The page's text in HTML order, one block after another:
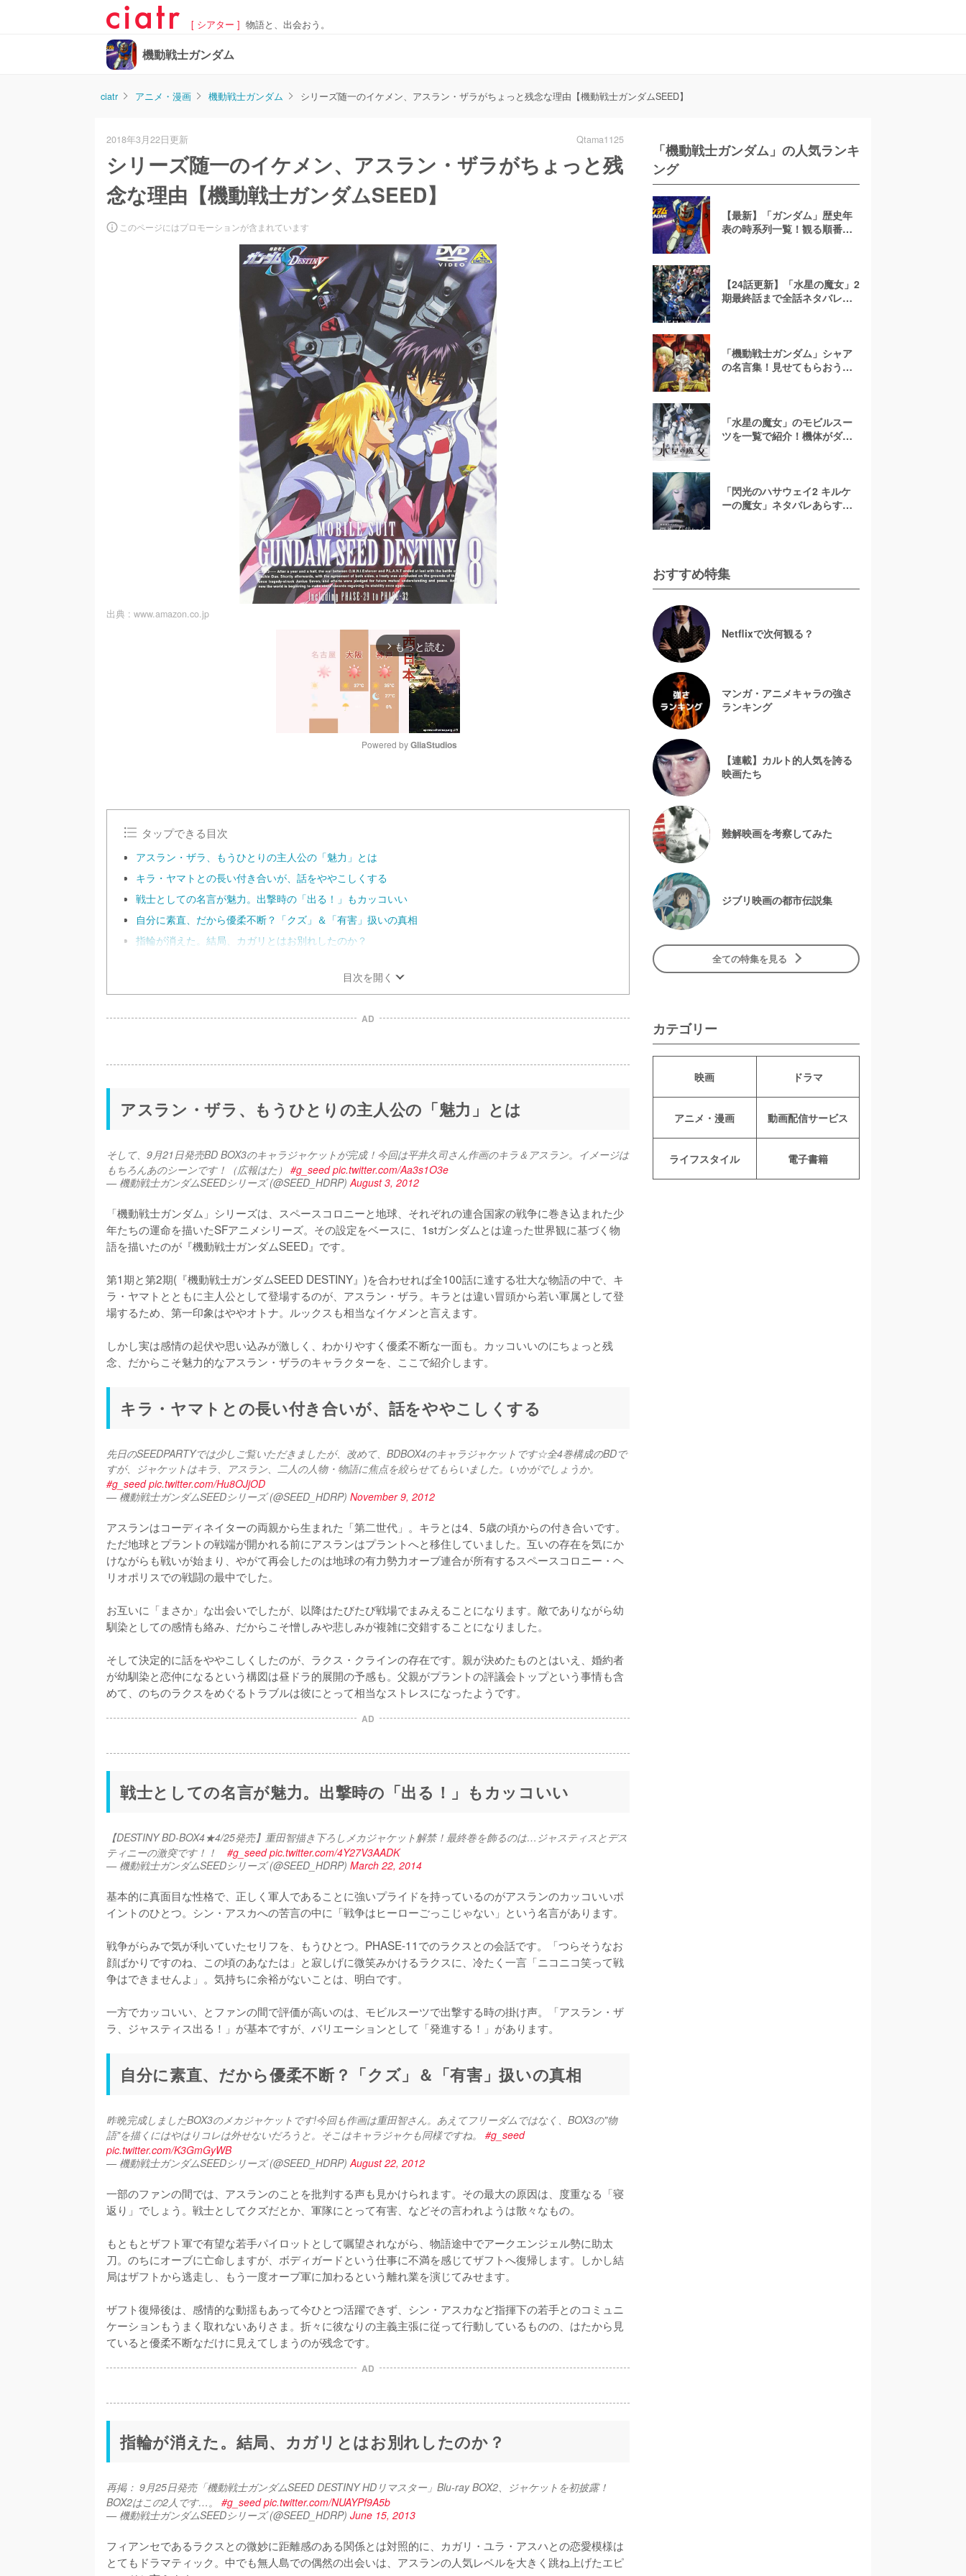
[ シアター ] 物語と、出会おう。
機動戦士ガンダム
ciatr アニメ・漫画 機動戦士ガンダム シリーズ随一のイケメン、アスラン・ザラがちょっと残念な理由【機動戦士ガンダムSEED】
2018年3月22日更新 Qtama1125
シリーズ随一のイケメン、アスラン・ザラがちょっと残
念な理由【機動戦士ガンダムSEED】
このページにはプロモーションが含まれています
出典 : www.amazon.co.jp
arrow_forward_ios もっと読む
u
Powered by GliaStudios
タップできる目次
アスラン・ザラ、もうひとりの主人公の「魅力」とは
キラ・ヤマトとの長い付き合いが、話をややこしくする
戦士としての名言が魅力。出撃時の「出る！」もカッコいい
自分に素直、だから優柔不断？「クズ」＆「有害」扱いの真相
指輪が消えた。結局、カガリとはお別れしたのか？
目次を開く
AD
アスラン・ザラ、もうひとりの主人公の「魅力」とは
そして、9月21日発売BD BOX3のキャラジャケットが完成！今回は平井久司さん作画のキラ＆アスラン。イメージは
もちろんあのシーンです！（広報はた） #g_seed pic.twitter.com/Aa3s1O3e
— 機動戦士ガンダムSEEDシリーズ (@SEED_HDRP)August 3, 2012
「機動戦士ガンダム」シリーズは、スペースコロニーと地球、それぞれの連合国家の戦争に巻き込まれた少
年たちの運命を描いたSFアニメシリーズ。その設定をベースに、1stガンダムとは違った世界観に基づく物
語を描いたのが『機動戦士ガンダムSEED』です。
第1期と第2期(『機動戦士ガンダムSEED DESTINY』)を合わせれば全100話に達する壮大な物語の中で、キ
ラ・ヤマトとともに主人公として登場するのが、アスラン・ザラ。キラとは違い冒頭から若い軍属として登
場するため、第一印象はややオトナ。ルックスも相当なイケメンと言えます。
しかし実は感情の起伏や思い込みが激しく、わかりやすく優柔不断な一面も。カッコいいのにちょっと残
念、だからこそ魅力的なアスラン・ザラのキャラクターを、ここで紹介します。
キラ・ヤマトとの長い付き合いが、話をややこしくする
先日のSEEDPARTYでは少しご覧いただきましたが、改めて、BDBOX4のキャラジャケットです☆全4巻構成のBDで
#g_seed pic.twitter.com/Hu8OJjOD
— 機動戦士ガンダムSEEDシリーズ (@SEED_HDRP) November 9, 2012
アスランはコーディネイターの両親から生まれた「第二世代」。キラとは4、5歳の頃からの付き合いです。
ただ地球とプラントの戦端が開かれる前にアスランはプラントへと移住していました。互いの存在を気にか
けながらも戦いが始まり、やがて再会したのは地球の有力勢力オーブ連合が所有するスペースコロニー・ヘ
リオポリスでの戦闘の最中でした。
お互いに「まさか」な出会いでしたが、以降はたびたび戦場でまみえることになります。敵でありながら幼
馴染としての感情も絡み、だからこそ憎しみや悲しみが複雑に交錯することになりました。
そして決定的に話をややこしくしたのが、ラクス・クラインの存在です。親が決めたものとはいえ、婚約者
が幼馴染と恋仲になるという構図は昼ドラ的展開の予感も。父親がプラントの評議会トップという事情も含
めて、のちのラクスをめぐるトラブルは彼にとって相当なストレスになったようです。
AD
戦士としての名言が魅力。出撃時の「出る！」もカッコいい
【DESTINY BD-BOX4★4/25発売】重田智描き下ろしメカジャケット解禁！最終巻を飾るのは…ジャスティスとデス
ティニーの激突です！！ #g_seed pic.twitter.com/4Y27V3AADK
— 機動戦士ガンダムSEEDシリーズ (@SEED_HDRP) March 22, 2014
基本的に真面目な性格で、正しく軍人であることに強いプライドを持っているのがアスランのカッコいいポ
イントのひとつ。シン・アスカへの苦言の中に「戦争はヒーローごっこじゃない」という名言があります。
戦争がらみで気が利いていたセリフを、もうひとつ。PHASE-11でのラクスとの会話です。「つらそうなお
顔ばかりですのね、この頃のあなたは」と寂しげに微笑みかけるラクスに、冷たく一言「ニコニコ笑って戦
争はできませんよ」。気持ちに余裕がないことは、明白です。
一方でカッコいい、とファンの間で評価が高いのは、モビルスーツで出撃する時の掛け声。「アスラン・ザ
ラ、ジャスティス出る！」が基本ですが、バリエーションとして「発進する！」があります。
自分に素直、だから優柔不断？「クズ」＆「有害」扱いの真相
昨晩完成しましたBOX3のメカジャケットです!今回も作画は重田智さん。あえてフリーダムではなく、BOX3の"物
語"を描くにはやはりコレは外せないだろうと。そこはキャラジャケも同様ですね。 #g_seed
pic.twitter.com/K3GmGyWB
— 機動戦士ガンダムSEEDシリーズ (@SEED_HDRP)August 22, 2012
一部のファンの間では、アスランのことを批判する声も見かけられます。その最大の原因は、度重なる「寝
返り」でしょう。戦士としてクズだとか、軍隊にとって有害、などその言われようは散々なもの。
もともとザフト軍で有望な若手パイロットとして嘱望されながら、物語途中でアークエンジェル勢に助太
刀。のちにオーブに亡命しますが、ボディガードという仕事に不満を感じてザフトへ復帰します。しかし結
局はザフトから逃走し、もう一度オーブ軍に加わるという離れ業を演じてみせます。
ザフト復帰後は、感情的な動揺もあって今ひとつ活躍できず、シン・アスカなど指揮下の若手とのコミュニ
ケーションもうまく取れないありさま。折々に彼なりの主義主張に従って行動しているものの、はたから見
ていると優柔不断なだけに見えてしまうのが残念です。
AD
指輪が消えた。結局、カガリとはお別れしたのか？
再掲： 9月25日発売「機動戦士ガンダムSEED DESTINY HDリマスター」Blu-ray BOX2、ジャケットを初披露！
BOX2はこの2人です…。 #g_seed pic.twitter.com/NUAYPf9A5b
— 機動戦士ガンダムSEEDシリーズ (@SEED_HDRP) June 15, 2013
フィアンセであるラクスとの微妙に距離感のある関係とは対照的に、カガリ・ユラ・アスハとの恋愛模様は
とてもドラマティック。中でも無人島での偶然の出会いは、アスランの人気レベルを大きく跳ね上げたエピ
「機動戦士ガンダム」の人気ランキ
ング
【最新】「ガンダム」歴史年
表の時系列一覧！観る順番・
【24話更新】「水星の魔女」2
期最終話まで全話ネタバレあ
「機動戦士ガンダム」シャア
の名言集！見せてもらおう
「水星の魔女」のモビルスー
ツを一覧で紹介！機体がダサ
「閃光のハサウェイ2 キルケ
ーの魔女」ネタバレあらすじ
おすすめ特集
Netflixで次何観る？
マンガ・アニメキャラの強さ
ランキング
【連載】カルト的人気を誇る
映画たち
難解映画を考察してみた
ジブリ映画の都市伝説集
全ての特集を見る
カテゴリー
映画 ドラマ
アニメ・漫画 動画配信サービス
ライフスタイル 電子書籍